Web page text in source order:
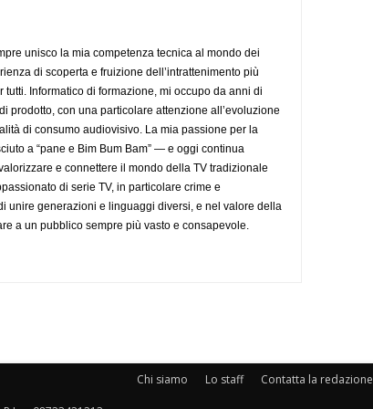
unisco la mia competenza tecnica al mondo dei
di scoperta e fruizione dell’intrattenimento più
Informatico di formazione, mi occupo da anni di
prodotto, con una particolare attenzione all’evoluzione
di consumo audiovisivo. La mia passione per la
a “pane e Bim Bum Bam” — e oggi continua
e connettere il mondo della TV tradizionale
di serie TV, in particolare crime e
unire generazioni e linguaggi diversi, e nel valore della
a un pubblico sempre più vasto e consapevole.
Chi siamo Lo staff Contatta la redazione